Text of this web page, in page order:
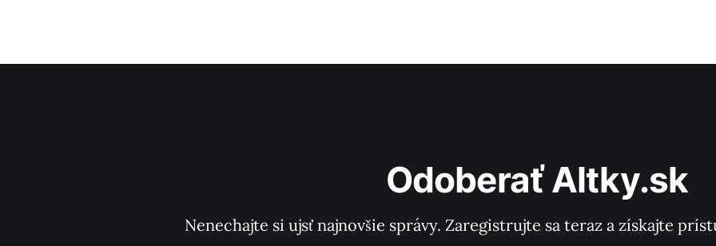
Odoberať Altky.sk
Nenechajte si ujsť najnovšie správy. Zaregistrujte sa teraz a získajte